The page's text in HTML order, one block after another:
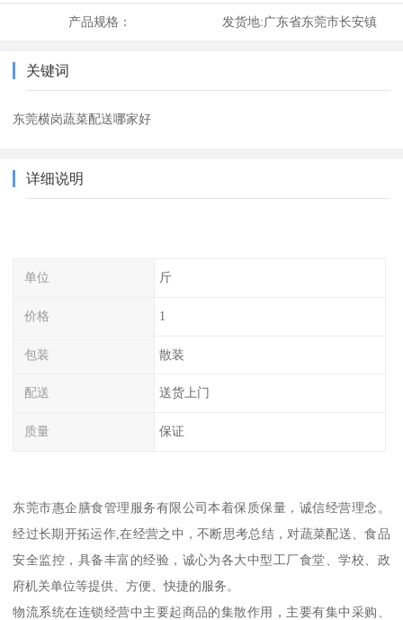
产品规格： 发货地:广东省东莞市长安镇
关键词
东莞横岗蔬菜配送哪家好
详细说明
单位 斤
价格 1
包装 散装
配送 送货上门
质量 保证
东莞市惠企膳食管理服务有限公司本着保质保量，诚信经营理念。
经过长期开拓运作,在经营之中，不断思考总结，对蔬菜配送、食品
安全监控，具备丰富的经验，诚心为各大中型工厂食堂、学校、政
府机关单位等提供、方便、快捷的服务。
物流系统在连锁经营中主要起商品的集散作用，主要有集中采购、